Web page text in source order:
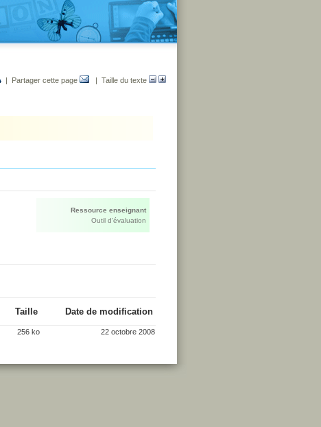
| Partager cette page | Taille du texte
Ressource enseignant
Outil d'évaluation
Taille Date de modification
256 ko 22 octobre 2008